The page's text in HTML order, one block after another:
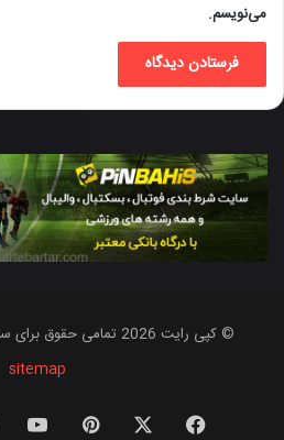
می‌نویسم.
© کپی رایت 2026 تمامی حقوق برای سایت
sitemap
فیس ‫پین‌ترست